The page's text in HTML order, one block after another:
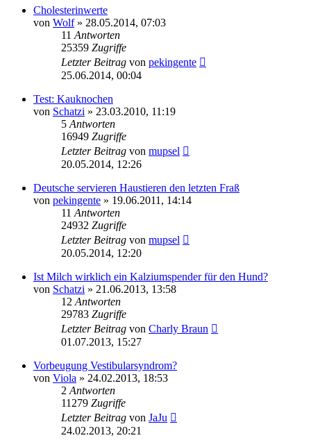
Cholesterinwerte
von Wolf» 28.05.2014, 07:03
11 Antworten
25359 Zugriffe
Letzter Beitrag von pekingente
25.06.2014, 00:04
Test: Kauknochen
von Schatzi » 23.03.2010, 11:19
5 Antworten
16949 Zugriffe
Letzter Beitrag von mupsel
20.05.2014, 12:26
Deutsche servieren Haustieren den letzten Fraß
von pekingente » 19.06.2011, 14:14
11 Antworten
24932 Zugriffe
Letzter Beitrag von mupsel
20.05.2014, 12:20
Ist Milch wirklich ein Kalziumspender für den Hund?
von Schatzi » 21.06.2013, 13:58
12 Antworten
29783 Zugriffe
Letzter Beitrag von Charly Braun
01.07.2013, 15:27
Vorbeugung Vestibularsyndrom?
von Viola » 24.02.2013, 18:53
2 Antworten
11279 Zugriffe
Letzter Beitrag von JaJu
24.02.2013, 20:21